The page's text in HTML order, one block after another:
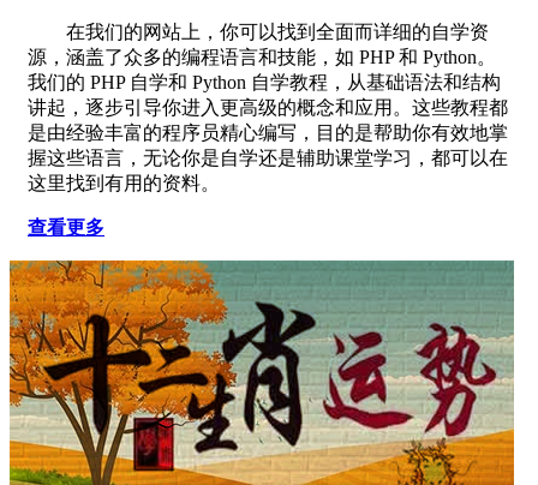
在我们的网站上，你可以找到全面而详细的自学资
源，涵盖了众多的编程语言和技能，如 PHP 和 Python。
我们的 PHP 自学和 Python 自学教程，从基础语法和结构
讲起，逐步引导你进入更高级的概念和应用。这些教程都
是由经验丰富的程序员精心编写，目的是帮助你有效地掌
握这些语言，无论你是自学还是辅助课堂学习，都可以在
这里找到有用的资料。
查看更多